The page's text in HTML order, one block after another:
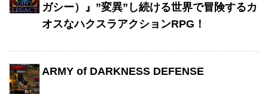
ガシー）』”変異”し続ける世界で冒険するカ
オスなハクスラアクションRPG！
ARMY of DARKNESS DEFENSE